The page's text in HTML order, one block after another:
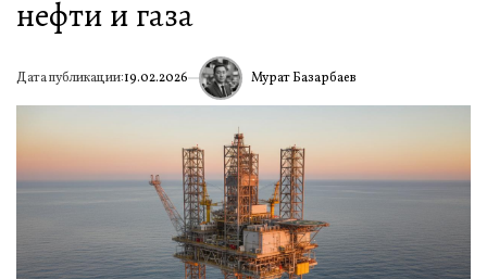
нефти и газа
Дата публикации:19.02.2026 ИА Мурат Базарбаев